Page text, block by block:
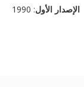
الإصدار الأول: 1990